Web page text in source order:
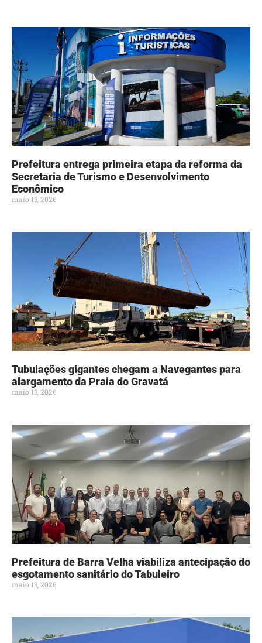
Prefeitura entrega primeira etapa da reforma da
Secretaria de Turismo e Desenvolvimento
Econômico
maio 13, 2026
Tubulações gigantes chegam a Navegantes para
alargamento da Praia do Gravatá
maio 13, 2026
Prefeitura de Barra Velha viabiliza antecipação do
esgotamento sanitário do Tabuleiro
maio 13, 2026